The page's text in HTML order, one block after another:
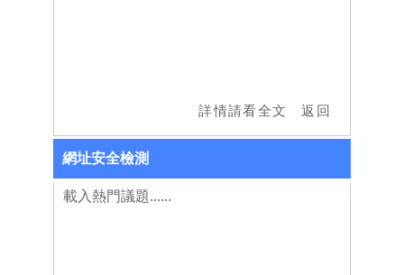
網址安全檢測
載入熱門議題......